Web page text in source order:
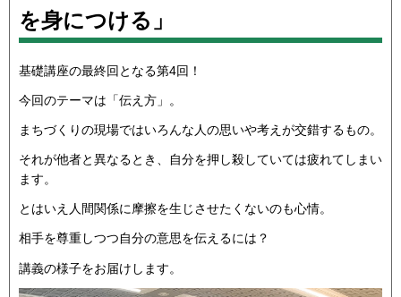
を身につける」
基礎講座の最終回となる第4回！
今回のテーマは「伝え方」。
まちづくりの現場ではいろんな人の思いや考えが交錯するもの。
それが他者と異なるとき、自分を押し殺していては疲れてしまい
ます。
とはいえ人間関係に摩擦を生じさせたくないのも心情。
相手を尊重しつつ自分の意思を伝えるには？
講義の様子をお届けします。